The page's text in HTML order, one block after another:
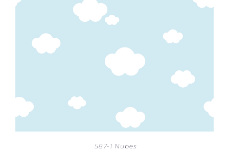
587-1 Nubes